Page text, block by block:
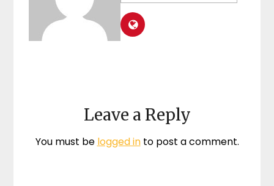
Leave a Reply
You must be logged into post a comment.